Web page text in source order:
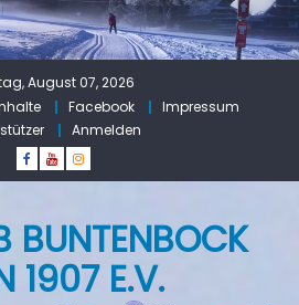
August 07, 2026
Facebook
Impressum
Anmelden
BUNTENBOCK
1907 E.V.